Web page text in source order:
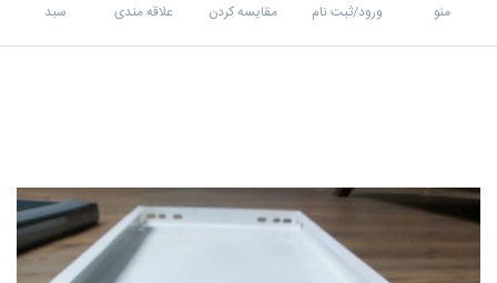
منو ورود/ثبت نام مقايسه كردن علاقه مندی سبد